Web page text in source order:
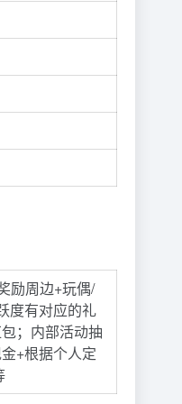
励周边+玩偶/
度有对应的礼
；内部活动抽
+根据个人定